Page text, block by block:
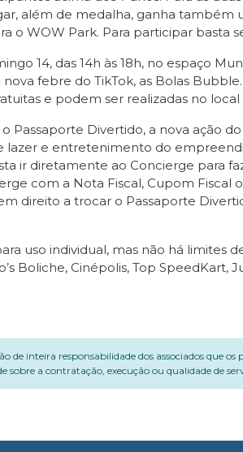
além de medalha, ganha também
o WOW Park. Para participar basta
14, das 14h às 18h, no espaço
febre do TikTok, as Bolas
e podem ser realizadas no
Divertido, a nova ação
lazer e entretenimento do
ir diretamente ao Concierge para
com a Nota Fiscal, Cupom
direito a trocar o Passaporte
uso individual, mas não há limites
Boliche, Cinépolis, Top SpeedKart,
de inteira responsabilidade dos associados que
a contratação, execução ou qualidade de